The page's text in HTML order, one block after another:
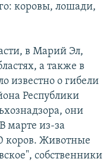
коровы, лошади,
в Марий Эл,
а также в
известно о гибели
Республики
они
марте из-за
коров. Животные
собственники